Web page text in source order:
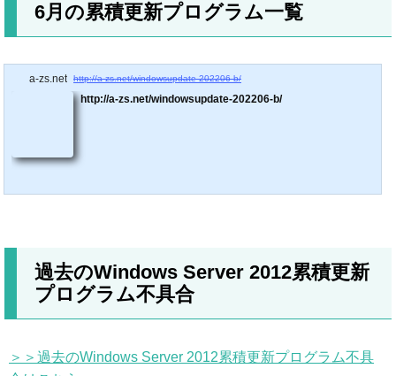
6月の累積更新プログラム一覧
a-zs.net http://a-zs.net/windowsupdate-202206-b/
http://a-zs.net/windowsupdate-202206-b/
過去のWindows Server 2012累積更新
プログラム不具合
＞＞過去のWindows Server 2012累積更新プログラム不具